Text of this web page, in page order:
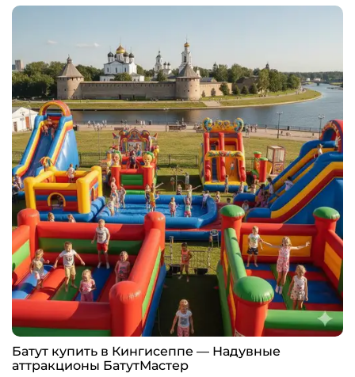
Батут купить в Кингисеппе — Надувные
аттракционы БатутМастер